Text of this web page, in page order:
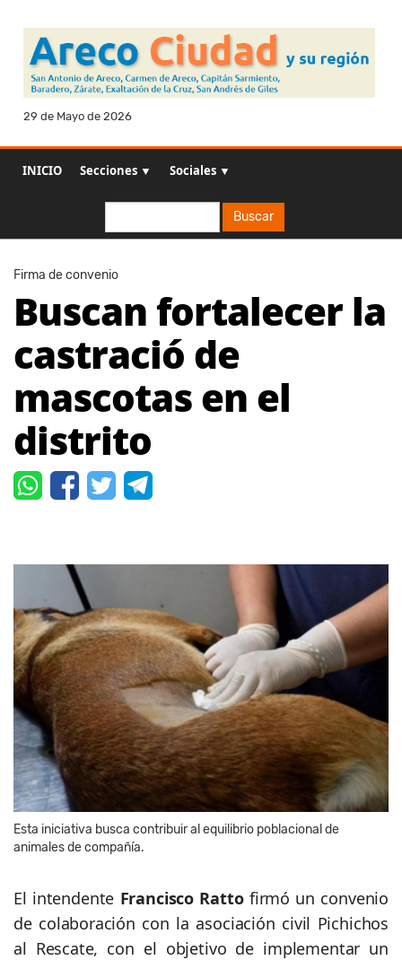
29 de Mayo de 2026
INICIO Secciones ▼ Sociales ▼
Buscar
Firma de convenio
Buscan fortalecer la
castració de
mascotas en el
distrito
Esta iniciativa busca contribuir al equilibrio poblacional de
animales de compañía.
El intendente Francisco Rattofirmó un convenio
de colaboración con la asociación civil Pichichos
al Rescate, con el objetivo de implementar un